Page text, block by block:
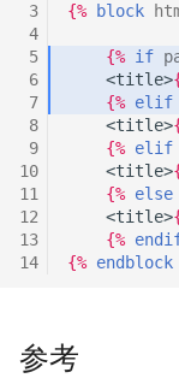
3
4
5
6
7
8
9
10
11
12
13
14
{% block
{% if
    <title>
{% elif
    <title>
{% elif
    <title>
{% else
    <title>
{%
{% endblock
参考